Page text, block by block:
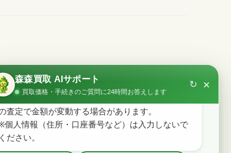
メール